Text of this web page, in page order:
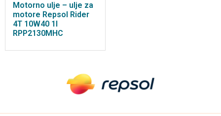
Motorno ulje – ulje za
motore Repsol Rider
4T 10W40 1l
RPP2130MHC